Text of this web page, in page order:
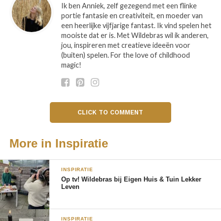
Spelen is een vorm van ontspannen en plezier
beleven en het is belangrijk voor de ontwikkeling
van een kind. Ik denk maar aan het stimuleren van
de taalontwikkeling, probleemoplossend denken,
motorische ontwikkeling enz. Ook het sociale
aan de band die je ontwikkelt met je kind als je
spelen biedt de speel – of spelsituatie de
mogelijkheid om je kind te leren omgaan met
Zoals leren omgaan met regels, frustraties, wachten
op je beurt enz.
Wat vind jij uitdagingen aan
spelen en ouderschap?
Ik ben Anniek, zelf gezegend met een flinke
portie fantasie en creativiteit, en moeder van
een heerlijke vijfjarige fantast. Ik vind spelen het
mooiste dat er is. Met Wildebras wil ik anderen,
jou, inspireren met creatieve ideeën voor
(buiten) spelen. For the love of childhood
magic!
CLICK TO COMMENT
More in Inspiratie
INSPIRATIE
Op tv! Wildebras bij Eigen Huis & Tuin Lekker
Leven
INSPIRATIE